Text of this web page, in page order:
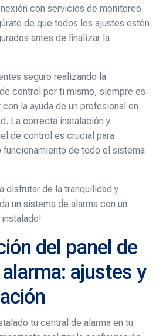
con servicios de monitoreo
de que todos los ajustes estén
antes de finalizar la
seguro realizando la
control por ti mismo, siempre es
la ayuda de un profesional en
La correcta instalación y
de control es crucial para
de todo el sistema
disfrutar de la tranquilidad y
un sistema de alarma con un
del panel de
ajustes y
tu central de alarma en tu